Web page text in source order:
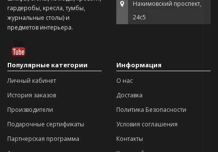
гардеробы, кресла, тумбы,
журнальные столы) и
предметов интерьера.
Нахимовский проспект,
24с5
Популярные категории
Личный кабинет
История заказов
Производители
Подарочные сертификаты
Партнерская программа
Информация
О нас
Доставка
Политика Безопасности
Условия соглашения
Контакты